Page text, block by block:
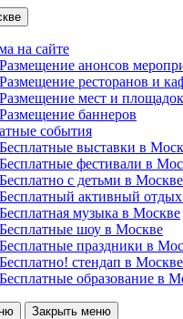
на сайте
Размещение анонсов
Размещение ресторанов и
Размещение мест и площадок
Размещение баннеров
события
Бесплатные выставки в
Бесплатные фестивали в
Бесплатно с детьми в Москве
Бесплатный активный
Бесплатная музыка в Москве
Бесплатные шоу в Москве
Бесплатные праздники в
Бесплатно! стендап в Москве
Бесплатные образование в
Закрыть меню